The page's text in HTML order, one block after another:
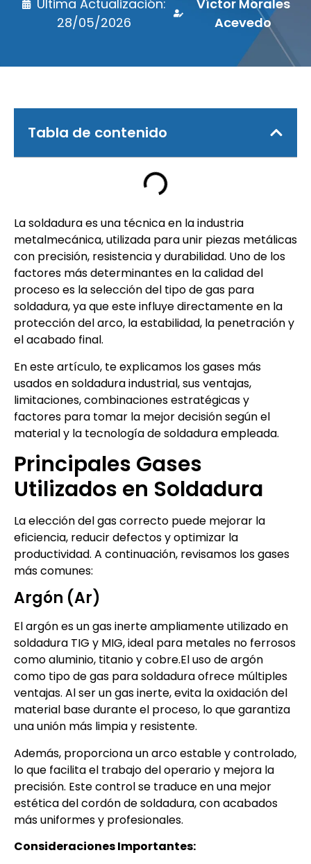
Última Actualización:
28/05/2026
Víctor Morales
Acevedo
Tabla de contenido
La soldadura es una técnica en la industria
metalmecánica, utilizada para unir piezas metálicas
con precisión, resistencia y durabilidad. Uno de los
factores más determinantes en la calidad del
proceso es la selección del tipo de gas para
soldadura, ya que este influye directamente en la
protección del arco, la estabilidad, la penetración y
el acabado final.
En este artículo, te explicamos los gases más
usados en soldadura industrial, sus ventajas,
limitaciones, combinaciones estratégicas y
factores para tomar la mejor decisión según el
material y la tecnología de soldadura empleada.
Principales Gases
Utilizados en Soldadura
La elección del gas correcto puede mejorar la
eficiencia, reducir defectos y optimizar la
productividad. A continuación, revisamos los gases
más comunes:
Argón (Ar)
El argón es un gas inerte ampliamente utilizado en
soldadura TIG y MIG, ideal para metales no ferrosos
como aluminio, titanio y cobre.El uso de argón
como tipo de gas para soldadura ofrece múltiples
ventajas. Al ser un gas inerte, evita la oxidación del
material base durante el proceso, lo que garantiza
una unión más limpia y resistente.
Además, proporciona un arco estable y controlado,
lo que facilita el trabajo del operario y mejora la
precisión. Este control se traduce en una mejor
estética del cordón de soldadura, con acabados
más uniformes y profesionales.
Consideraciones Importantes: